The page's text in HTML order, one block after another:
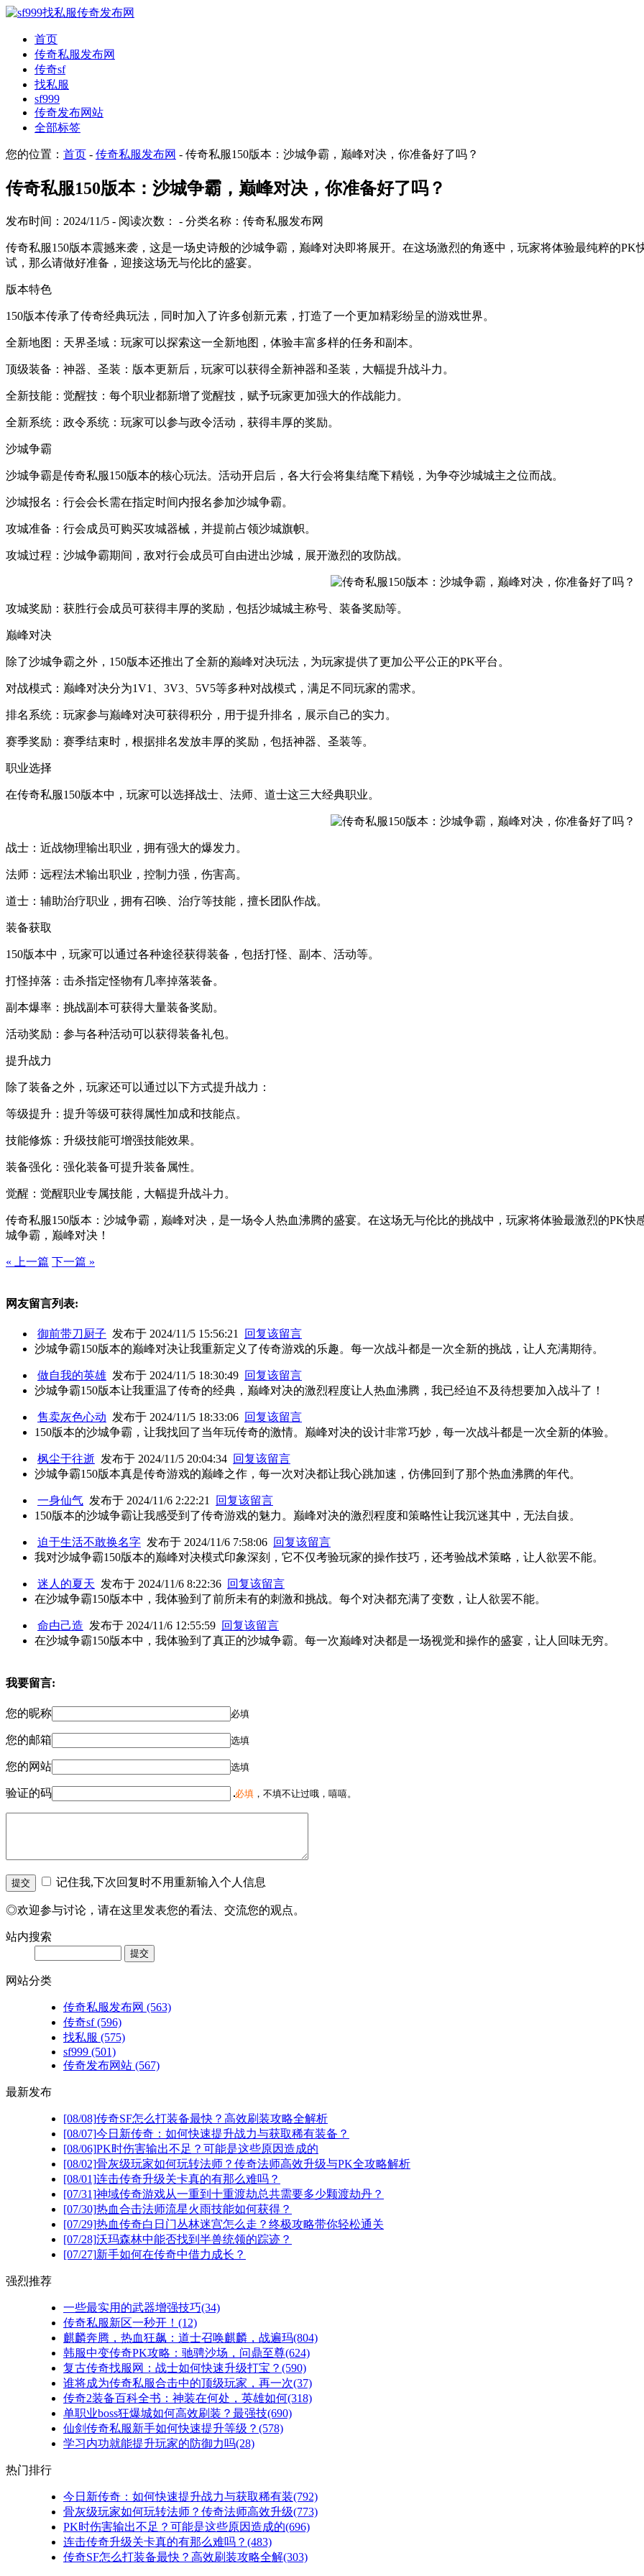
首页
传奇私服发布网
传奇sf
找私服
sf999
传奇发布网站
全部标签
您的位置： 首页 - 传奇私服发布网 - 传奇私服150版本：沙城争霸，巅峰对决，你准备好了吗？
传奇私服150版本：沙城争霸，巅峰对决，你准备好了吗？
发布时间：2024/11/5 - 阅读次数： - 分类名称：传奇私服发布网
传奇私服150版本震撼来袭，这是一场史诗般的沙城争霸，巅峰对决即将展开。在这场激烈的角逐中，玩家将体验最纯粹的
试，那么请做好准备，迎接这场无与伦比的盛宴。
版本特色
150版本传承了传奇经典玩法，同时加入了许多创新元素，打造了一个更加精彩纷呈的游戏世界。
全新地图：天界圣域：玩家可以探索这一全新地图，体验丰富多样的任务和副本。
顶级装备：神器、圣装：版本更新后，玩家可以获得全新神器和圣装，大幅提升战斗力。
全新技能：觉醒技：每个职业都新增了觉醒技，赋予玩家更加强大的作战能力。
全新系统：政令系统：玩家可以参与政令活动，获得丰厚的奖励。
沙城争霸
沙城争霸是传奇私服150版本的核心玩法。活动开启后，各大行会将集结麾下精锐，为争夺沙城城主之位而战。
沙城报名：行会会长需在指定时间内报名参加沙城争霸。
攻城准备：行会成员可购买攻城器械，并提前占领沙城旗帜。
攻城过程：沙城争霸期间，敌对行会成员可自由进出沙城，展开激烈的攻防战。
攻城奖励：获胜行会成员可获得丰厚的奖励，包括沙城城主称号、装备奖励等。
巅峰对决
除了沙城争霸之外，150版本还推出了全新的巅峰对决玩法，为玩家提供了更加公平公正的PK平台。
对战模式：巅峰对决分为1V1、3V3、5V5等多种对战模式，满足不同玩家的需求。
排名系统：玩家参与巅峰对决可获得积分，用于提升排名，展示自己的实力。
赛季奖励：赛季结束时，根据排名发放丰厚的奖励，包括神器、圣装等。
职业选择
在传奇私服150版本中，玩家可以选择战士、法师、道士这三大经典职业。
战士：近战物理输出职业，拥有强大的爆发力。
法师：远程法术输出职业，控制力强，伤害高。
道士：辅助治疗职业，拥有召唤、治疗等技能，擅长团队作战。
装备获取
150版本中，玩家可以通过各种途径获得装备，包括打怪、副本、活动等。
打怪掉落：击杀指定怪物有几率掉落装备。
副本爆率：挑战副本可获得大量装备奖励。
活动奖励：参与各种活动可以获得装备礼包。
提升战力
除了装备之外，玩家还可以通过以下方式提升战力：
等级提升：提升等级可获得属性加成和技能点。
技能修炼：升级技能可增强技能效果。
装备强化：强化装备可提升装备属性。
觉醒：觉醒职业专属技能，大幅提升战斗力。
传奇私服150版本：沙城争霸，巅峰对决，是一场令人热血沸腾的盛宴。在这场无与伦比的挑战中，玩家将体验最激烈的PK
城争霸，巅峰对决！
« 上一篇 下一篇 »
网友留言列表:
御前带刀厨子 发布于 2024/11/5 15:56:21
回复该留言
沙城争霸150版本的巅峰对决让我重新定义了传奇游戏的乐趣。每一次战斗都是一次全新的挑战，让人充满期待。
做自我的英雄 发布于 2024/11/5 18:30:49 回复该留言
沙城争霸150版本让我重温了传奇的经典，巅峰对决的激烈程度让人热血沸腾，我已经迫不及待想要加入战斗了！
售卖灰色心动 发布于 2024/11/5 18:33:06 回复该留言
150版本的沙城争霸，让我找回了当年玩传奇的激情。巅峰对决的设计非常巧妙，每一次战斗都是一次全新的体验。
枫尘于往逝 发布于 2024/11/5 20:04:34 回复该留言
沙城争霸150版本真是传奇游戏的巅峰之作，每一次对决都让我心跳加速，仿佛回到了那个热血沸腾的年代。
一身仙气 发布于 2024/11/6 2:22:21
回复该留言
150版本的沙城争霸让我感受到了传奇游戏的魅力。巅峰对决的激烈程度和策略性让我沉迷其中，无法自拔。
迫于生活不敢换名字 发布于 2024/11/6 7:58:06 回复该留言
我对沙城争霸150版本的巅峰对决模式印象深刻，它不仅考验玩家的操作技巧，还考验战术策略，让人欲罢不能。
迷人的夏天 发布于 2024/11/6 8:22:36 回复该留言
在沙城争霸150版本中，我体验到了前所未有的刺激和挑战。每个对决都充满了变数，让人欲罢不能。
命甴己造 发布于 2024/11/6 12:55:59 回复该留言
在沙城争霸150版本中，我体验到了真正的沙城争霸。每一次巅峰对决都是一场视觉和操作的盛宴，让人回味无穷。
我要留言:
您的昵称 必填
您的邮箱 选填
您的网站 选填
验证的码 必填 ，不填不让过哦，嘻嘻。
记住我,下次回复时不用重新输入个人信息
◎欢迎参与讨论，请在这里发表您的看法、交流您的观点。
站内搜索
网站分类
传奇私服发布网 (563)
传奇sf(596)
找私服 (575)
sf999 (501)
传奇发布网站 (567)
最新发布
[08/08]传奇SF怎么打装备最快？高效刷装攻略全解析
[08/07]今日新传奇：如何快速提升战力与获取稀有装备？
[08/06]PK时伤害输出不足？可能是这些原因造成的
[08/02]骨灰级玩家如何玩转法师？传奇法师高效升级与PK全攻略解析
[08/01]连击传奇升级关卡真的有那么难吗？
[07/31]神域传奇游戏从一重到十重渡劫总共需要多少颗渡劫丹？
[07/30]热血合击法师流星火雨技能如何获得？
[07/29]热血传奇白日门丛林迷宫怎么走？终极攻略带你轻松通关
[07/28]沃玛森林中能否找到半兽统领的踪迹？
[07/27]新手如何在传奇中借力成长？
强烈推荐
一些最实用的武器增强技巧(34)
传奇私服新区一秒开！(12)
麒麟奔腾，热血狂飙：道士召唤麒麟，战遍玛(804)
韩服中变传奇PK攻略：驰骋沙场，问鼎至尊(624)
复古传奇找服网：战士如何快速升级打宝？(590)
谁将成为传奇私服合击中的顶级玩家，再一次(37)
传奇2装备百科全书：神装在何处，英雄如何(318)
单职业boss狂爆城如何高效刷装？最强技(690)
仙剑传奇私服新手如何快速提升等级？(578)
学习内功就能提升玩家的防御力吗(28)
热门排行
今日新传奇：如何快速提升战力与获取稀有装(792)
骨灰级玩家如何玩转法师？传奇法师高效升级(773)
PK时伤害输出不足？可能是这些原因造成的(696)
连击传奇升级关卡真的有那么难吗？(483)
传奇SF怎么打装备最快？高效刷装攻略全解(303)